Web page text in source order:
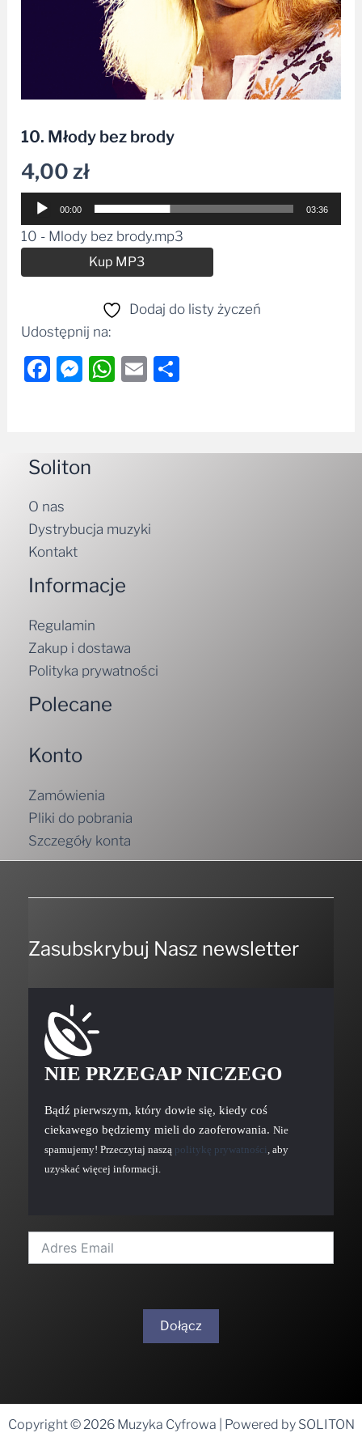
10. Młody bez brody
4,00zł
Odtwarzacz
plików
dźwiękowych
00:00 03:36
10 - Mlody bez brody.mp3
Kup MP3
Dodaj do listy życzeń
Udostępnij na:
Facebook
Messenger
WhatsApp
Email
Soliton
O nas
Dystrybucja muzyki
Kontakt
Informacje
Regulamin
Zakup i dostawa
Polityka prywatności
Polecane
Konto
Zamówienia
Pliki do pobrania
Szczegóły konta
Zasubskrybuj Nasz newsletter
NIE PRZEGAP NICZEGO
Bądź pierwszym, który dowie się, kiedy coś
ciekawego będziemy mieli do zaoferowania. Nie
spamujemy! Przeczytaj naszą politykę prywatności, aby
uzyskać więcej informacji.
Dołącz
Copyright © 2026 Muzyka Cyfrowa | Powered by SOLITON